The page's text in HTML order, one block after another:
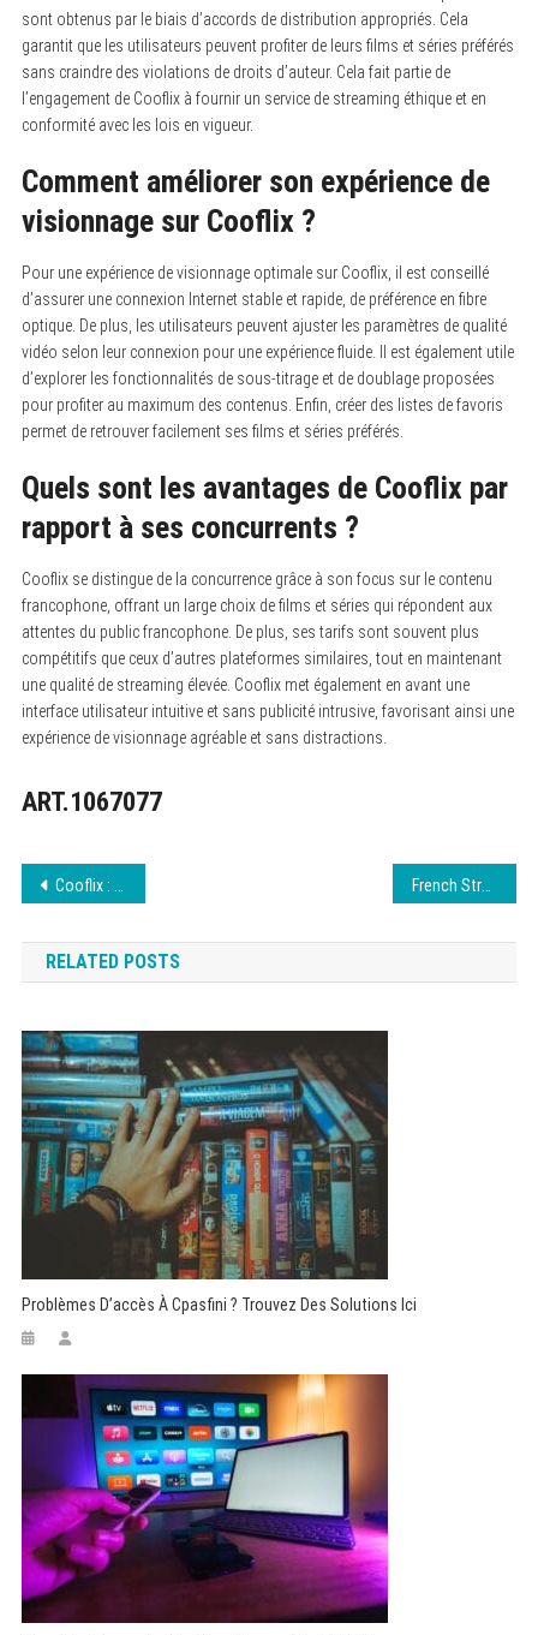
sont obtenus par le biais d’accords de distribution appropriés. Cela
garantit que les utilisateurs peuvent profiter de leurs films et séries préférés
sans craindre des violations de droits d’auteur. Cela fait partie de
l’engagement de Cooflix à fournir un service de streaming éthique et en
conformité avec les lois en vigueur.
Comment améliorer son expérience de
visionnage sur Cooflix ?
Pour une expérience de visionnage optimale sur Cooflix, il est conseillé
d’assurer une connexion Internet stable et rapide, de préférence en fibre
optique. De plus, les utilisateurs peuvent ajuster les paramètres de qualité
vidéo selon leur connexion pour une expérience fluide. Il est également utile
d’explorer les fonctionnalités de sous-titrage et de doublage proposées
pour profiter au maximum des contenus. Enfin, créer des listes de favoris
permet de retrouver facilement ses films et séries préférés.
Quels sont les avantages de Cooflix par
rapport à ses concurrents ?
Cooflix se distingue de la concurrence grâce à son focus sur le contenu
francophone, offrant un large choix de films et séries qui répondent aux
attentes du public francophone. De plus, ses tarifs sont souvent plus
compétitifs que ceux d’autres plateformes similaires, tout en maintenant
une qualité de streaming élevée. Cooflix met également en avant une
interface utilisateur intuitive et sans publicité intrusive, favorisant ainsi une
expérience de visionnage agréable et sans distractions.
ART.1067077
Navigation
de
l’article
Cooflix : La plateforme de streaming à ne pas manquer
RELATED POSTS
Problèmes D’accès À Cpasfini ? Trouvez Des Solutions Ici